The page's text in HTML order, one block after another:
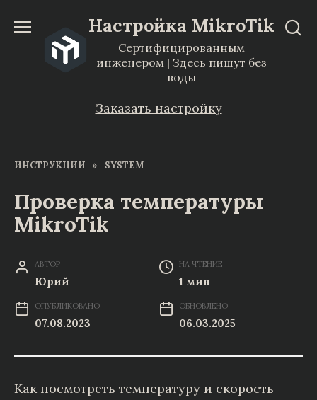
содержанию
Настройка MikroTik
Сертифицированным
инженером | Здесь пишут без
воды
Заказать настройку
ИНСТРУКЦИИ » SYSTEM
Проверка температуры
MikroTik
АВТОР
Юрий
НА ЧТЕНИЕ
1 мин
ОПУБЛИКОВАНО
07.08.2023
ОБНОВЛЕНО
06.03.2025
Как посмотреть температуру и скорость